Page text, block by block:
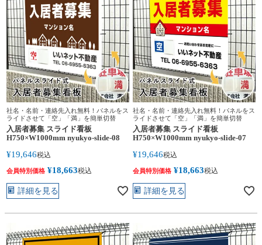
社名・名前・連絡先入れ無料！パネルをス
ライドさせて「空」「満」を簡単切替
入居者募集 スライド看板
H750×W1000mm nyukyo-slide-08
¥19,646税込
会員特別価格 ¥18,663税込
詳細を見る
社名・名前・連絡先入れ無料！パネルをス
ライドさせて「空」「満」を簡単切替
入居者募集 スライド看板
H750×W1000mm nyukyo-slide-07
¥19,646税込
会員特別価格 ¥18,663税込
詳細を見る